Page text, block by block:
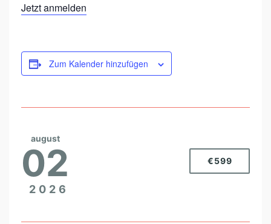
Jetzt anmelden
Zum Kalender hinzufügen
august
02
2026
€599